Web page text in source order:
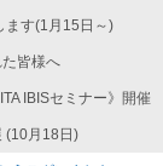
ます(1月15日～)
皆様へ
IBISセミナー》開催
(10月18日)